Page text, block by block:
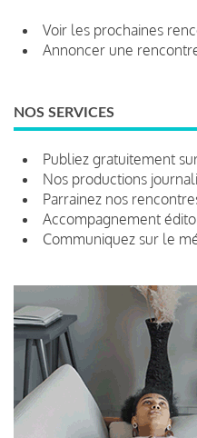
Voir les prochaines
Annoncer une
NOS SERVICES
Publiez gratuitement
Nos productions
Parrainez nos
Accompagnement
Communiquez sur le